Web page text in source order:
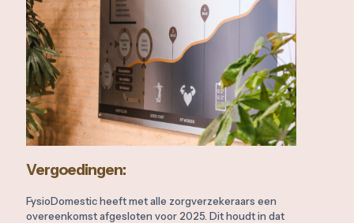
Vergoedingen:
FysioDomestic heeft met alle zorgverzekeraars een
overeenkomst afgesloten voor 2025. Dit houdt in dat